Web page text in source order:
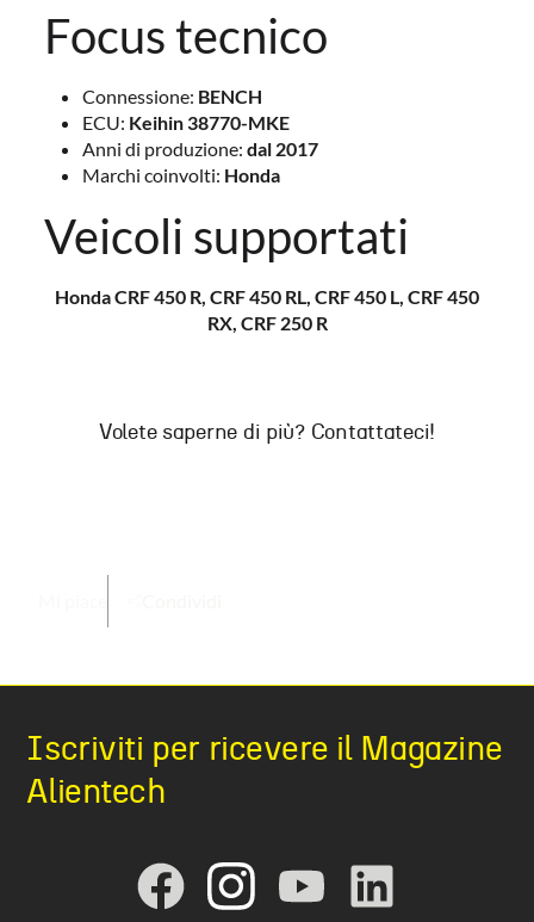
Focus tecnico
Connessione: BENCH
ECU: Keihin 38770-MKE
Anni di produzione: dal 2017
Marchi coinvolti: Honda
Veicoli supportati
Honda CRF 450 R, CRF 450 RL, CRF 450 L, CRF 450
RX, CRF 250 R
Volete saperne di più? Contattateci!
Iscriviti per ricevere il Magazine
Alientech